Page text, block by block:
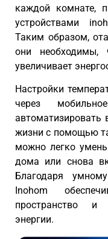
каждой комнате,
устройствами
Таким образом,
они необходимы,
увеличивает
Настройки
через
автоматизировать
жизни с помощью
можно легко
дома или снова
Благодаря
Inohom
пространство и
энергии.